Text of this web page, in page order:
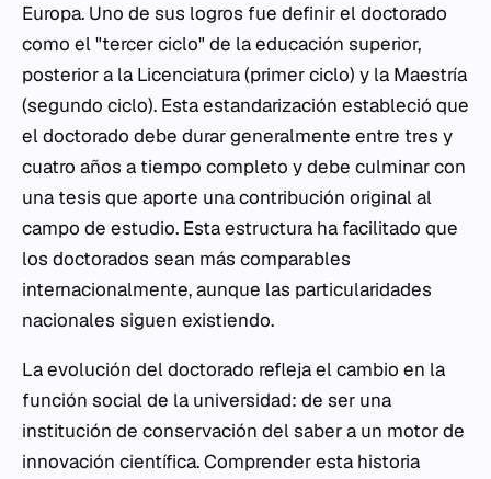
Europa. Uno de sus logros fue definir el doctorado
como el "tercer ciclo" de la educación superior,
posterior a la Licenciatura (primer ciclo) y la Maestría
(segundo ciclo). Esta estandarización estableció que
el doctorado debe durar generalmente entre tres y
cuatro años a tiempo completo y debe culminar con
una tesis que aporte una contribución original al
campo de estudio. Esta estructura ha facilitado que
los doctorados sean más comparables
internacionalmente, aunque las particularidades
nacionales siguen existiendo.
La evolución del doctorado refleja el cambio en la
función social de la universidad: de ser una
institución de conservación del saber a un motor de
innovación científica. Comprender esta historia